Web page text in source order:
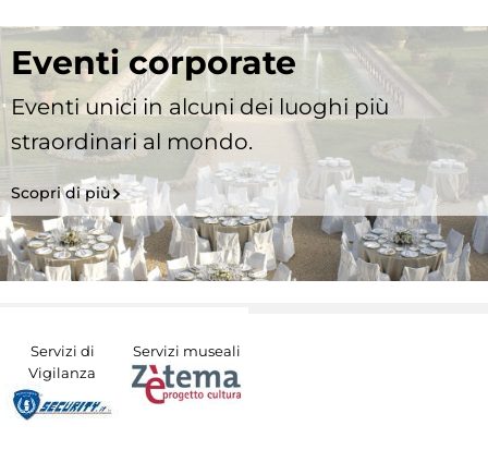
Eventi corporate
Eventi unici in alcuni dei luoghi più
straordinari al mondo.
Scopri di più
Servizi di
Vigilanza
Servizi museali